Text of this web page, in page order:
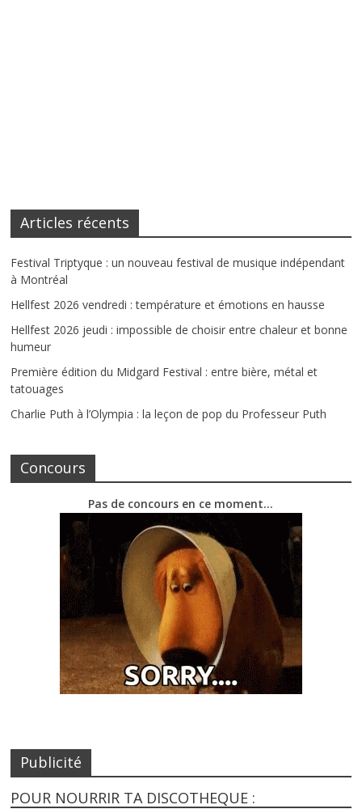
Articles récents
Festival Triptyque : un nouveau festival de musique indépendant
à Montréal
Hellfest 2026 vendredi : température et émotions en hausse
Hellfest 2026 jeudi : impossible de choisir entre chaleur et bonne
humeur
Première édition du Midgard Festival : entre bière, métal et
tatouages
Charlie Puth à l’Olympia : la leçon de pop du Professeur Puth
Concours
Pas de concours en ce moment…
Publicité
POUR NOURRIR TA DISCOTHEQUE :